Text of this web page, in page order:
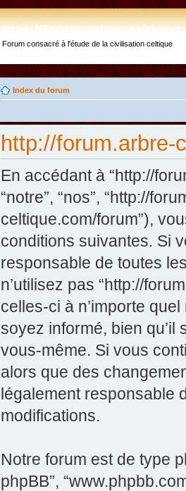
http://forum.arbre-
Forum consacré à l'étude de la civilisation celtique
Index du forum
http://forum.arbre-
En accédant à “http://
“notre”, “nos”, “http://
celtique.com/forum”),
conditions suivantes. Si
responsable de toutes
n’utilisez pas “http://
celles-ci à n’importe
soyez informé, bien
vous-même. Si vous
alors que des
légalement responsable
modifications.
Notre forum est de type
phpBB”,